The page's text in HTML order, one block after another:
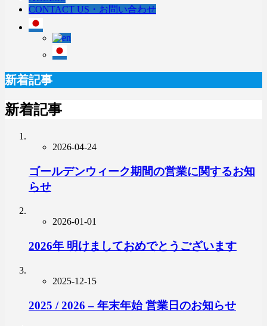
CONTACT US・お問い合わせ
新着記事
新着記事
2026-04-24
ゴールデンウィーク期間の営業に関するお知
らせ
2026-01-01
2026年 明けましておめでとうございます
2025-12-15
2025 / 2026 – 年末年始 営業日のお知らせ